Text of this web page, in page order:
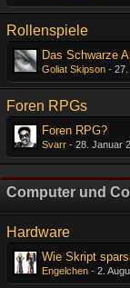
Rollenspiele
Das Schwarze
Goliat Skipson - 27.
Foren RPGs
Foren RPG?
Svarr - 28. Januar
Computer und Co
Hardware
Wie Skript
Engelchen - 2.